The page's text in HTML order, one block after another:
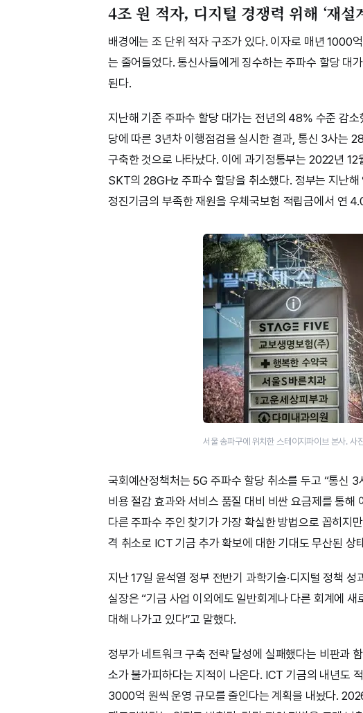
4조 원 적자, 디지털 경쟁력 위해 ‘재설
배경에는 조 단위 적자 구조가 있다. 이자로 매년 1000
는 줄어들었다. 통신사들에게 징수하는 주파수 할당 대
된다.
지난해 기준 주파수 할당 대가는 전년의 48% 수준 감
당에 따른 3년차 이행점검을 실시한 결과, 통신 3사는
구축한 것으로 나타났다. 이에 과기정통부는 2022년
SKT의 28GHz 주파수 할당을 취소했다. 정부는 지난
정진기금의 부족한 재원을 우체국보험 적립금에서 연
서울 송파구에 위치한 스테이지파이브 본사. 사
국회예산정책처는 5G 주파수 할당 취소를 두고 “통신
비용 절감 효과와 서비스 품질 대비 비싼 요금제를 통해
다른 주파수 주인 찾기가 가장 확실한 방법으로 꼽히지
격 취소로 ICT 기금 추가 확보에 대한 기대도 무산된 상
지난 17일 윤석열 정부 전반기 과학기술·디지털 정책
실장은 “기금 사업 이외에도 일반회계나 다른 회계에
대해 나가고 있다”고 말했다.
정부가 네트워크 구축 전략 달성에 실패했다는 비판과
소가 불가피하다는 지적이 나온다. ICT 기금의 내년도
3000억 원씩 운영 규모를 줄인다는 계획을 내놨다.